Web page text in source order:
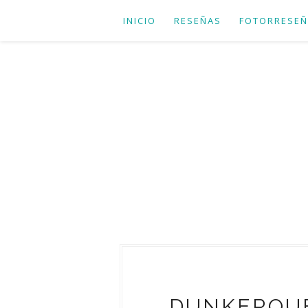
INICIO RESEÑAS